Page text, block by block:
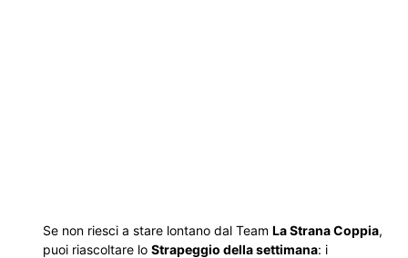
Se non riesci a stare lontano dal Team La Strana Coppia,
puoi riascoltare lo Strapeggio della settimana: i